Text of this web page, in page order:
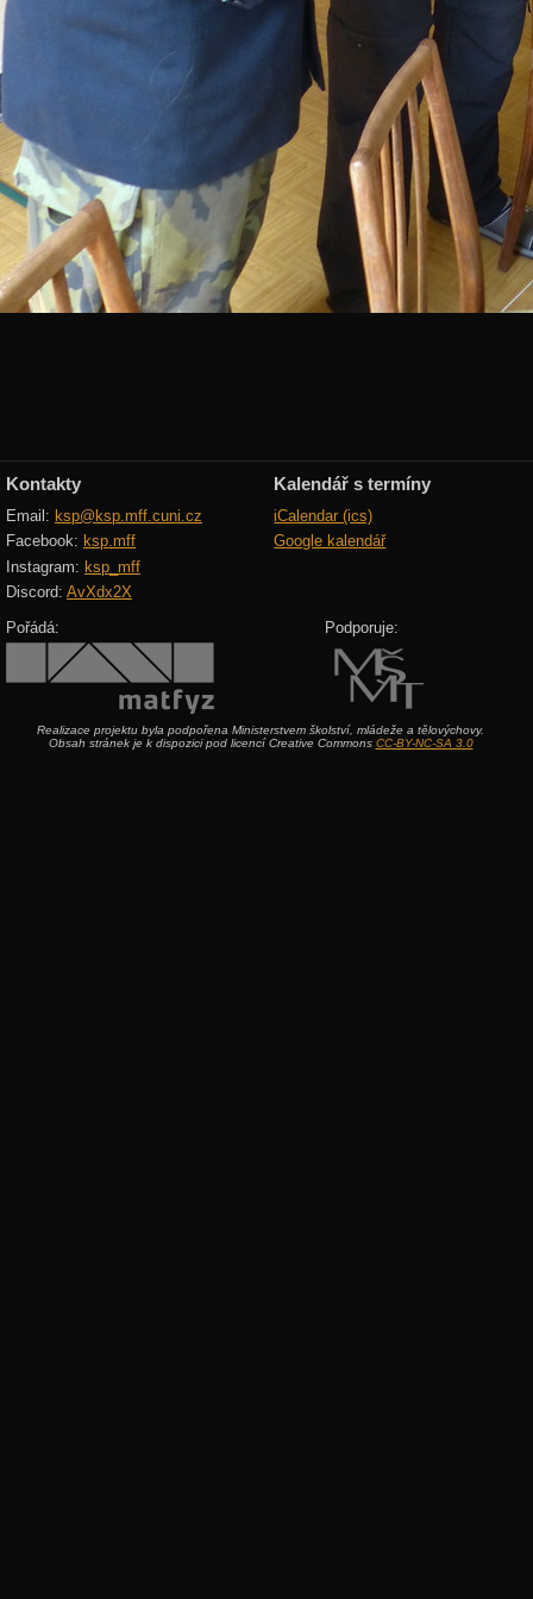
Kontakty
Email: ksp@ksp.mff.cuni.cz
Facebook: ksp.mff
Instagram: ksp_mff
Discord: AvXdx2X
Kalendář s termíny
iCalendar (ics)
Google kalendář
Pořádá: Podporuje:
Realizace projektu byla podpořena Ministerstvem školství, mládeže a tělovýchovy.
Obsah stránek je k dispozici pod licencí Creative Commons CC-BY-NC-SA 3.0